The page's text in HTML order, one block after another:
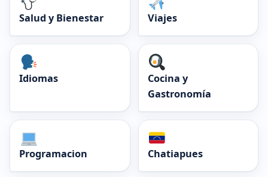
Salud y Bienestar Viajes
Idiomas
Cocina y
Gastronomía
Programacion Chatiapues